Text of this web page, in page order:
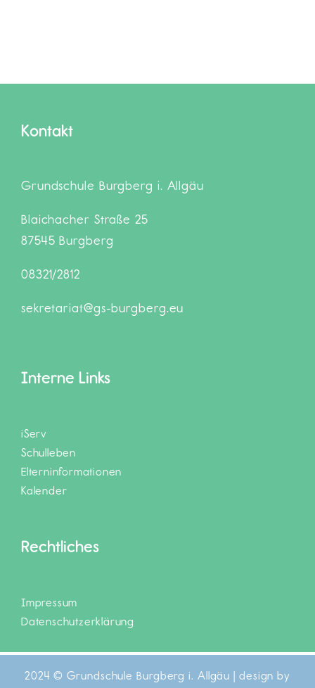
Kontakt
Grundschule Burgberg i. Allgäu
Blaichacher Straße 25
87545 Burgberg
08321/2812
sekretariat@gs-burgberg.eu
Interne Links
iServ
Schulleben
Elterninformationen
Kalender
Rechtliches
Impressum
Datenschutzerklärung
2024 © Grundschule Burgberg i. Allgäu | design by